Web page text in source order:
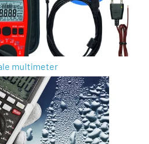
multimeter